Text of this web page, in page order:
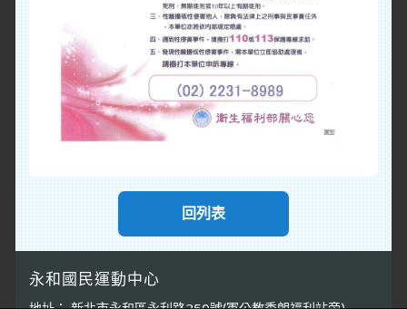
回列表
永和國民運動中心